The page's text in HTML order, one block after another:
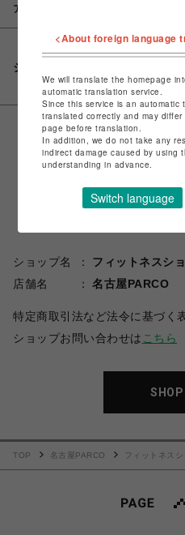
アイテム説明 / 素材
シェアする
ショップ名
フィットネスシ
店舗名
名古屋PARCO
特定商取引法など法令に基づく
ショップお問い合わせは こちら
TOP 名古屋PARCO フィットネスシ
<About foreign language
We will translate the homepage
automatic translation service.
Since this service is an automatic
translated correctly and may
page before translation.
In addition, we do not take any
indirect damage caused by using
understanding in advance.
Switch language